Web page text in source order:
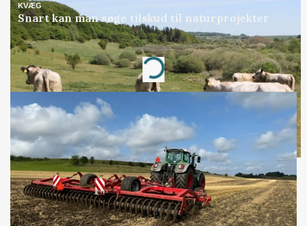
KVÆG
Snart kan man søge tilskud til naturprojekter
Annonce
Loading...